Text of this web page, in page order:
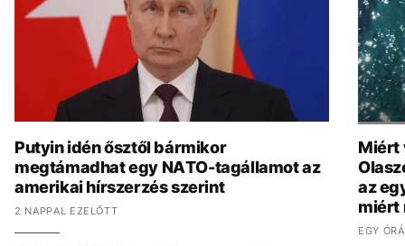
Putyin idén ősztől bármikor
megtámadhat egy NATO-tagállamot az
amerikai hírszerzés szerint
2 NAPPAL EZELŐTT
Miért
az
miért
EGY